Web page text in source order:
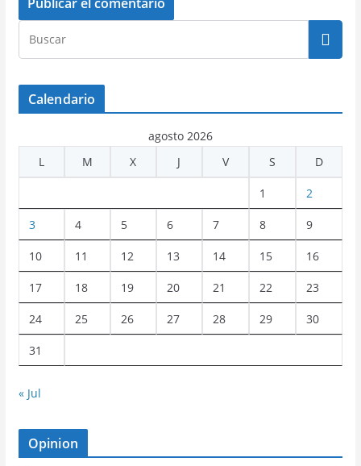
Calendario
agosto 2026
L
M X J V S D
1 2
3 4 5 6 7 8 9
10 11 12 13 14 15 16
17 18 19 20 21 22 23
24 25 26 27 28 29 30
31
« Jul
Opinion